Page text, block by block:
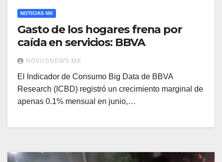
NOTICIAS MX
Gasto de los hogares frena por
caída en servicios: BBVA
NOVUSNEWS.MX
El Indicador de Consumo Big Data de BBVA
Research (ICBD) registró un crecimiento marginal de
apenas 0.1% mensual en junio,…